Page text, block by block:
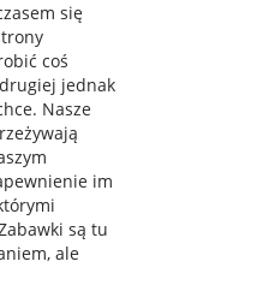
się
coś
jednak
Nasze
im
są tu
ale